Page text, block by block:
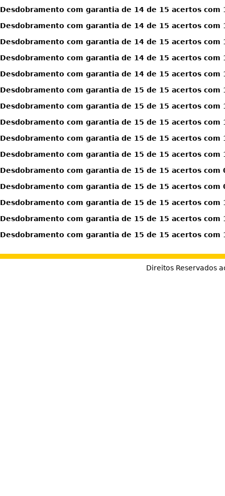
Desdobramento com garantia de 14 de 15 acertos com
Desdobramento com garantia de 14 de 15 acertos com
Desdobramento com garantia de 14 de 15 acertos com
Desdobramento com garantia de 14 de 15 acertos com
Desdobramento com garantia de 14 de 15 acertos com
Desdobramento com garantia de 15 de 15 acertos com
Desdobramento com garantia de 15 de 15 acertos com
Desdobramento com garantia de 15 de 15 acertos com
Desdobramento com garantia de 15 de 15 acertos com
Desdobramento com garantia de 15 de 15 acertos com
Desdobramento com garantia de 15 de 15 acertos com
Desdobramento com garantia de 15 de 15 acertos com
Desdobramento com garantia de 15 de 15 acertos com
Desdobramento com garantia de 15 de 15 acertos com
Desdobramento com garantia de 15 de 15 acertos com
Direitos Reservados